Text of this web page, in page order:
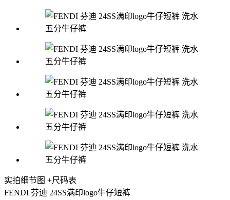
实拍细节图 +尺码表
FENDI 芬迪 24SS满印logo牛仔短裤